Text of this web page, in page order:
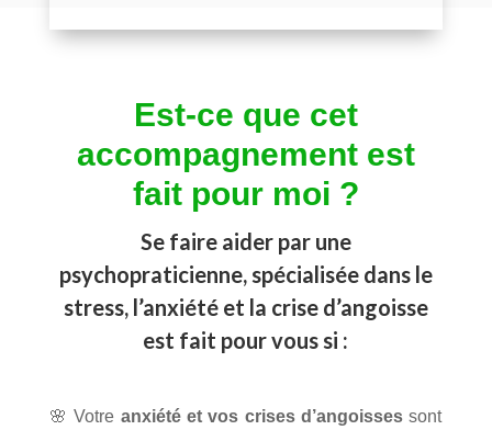
Est-ce que cet
accompagnement est
fait pour moi ?
Se faire aider par une
psychopraticienne, spécialisée dans le
stress, l’anxiété et la crise d’angoisse
est fait pour vous si :
🌸 Votre anxiété et vos crises d’angoisses sont